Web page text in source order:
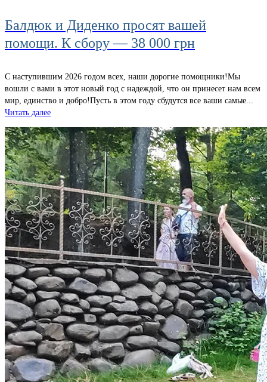
Балдюк и Диденко просят вашей
помощи. К сбору — 38 000 грн
С наступившим 2026 годом всех, наши дорогие помощники!Мы
вошли c вами в этот новый год с надеждой, что он принесет нам всем
мир, единство и добро!Пусть в этом году сбудутся все ваши самые...
Читать далее